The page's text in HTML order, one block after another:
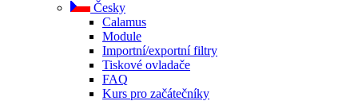
Česky
Calamus
Module
Importní/exportní filtry
Tiskové ovladače
FAQ
Kurs pro začátečníky